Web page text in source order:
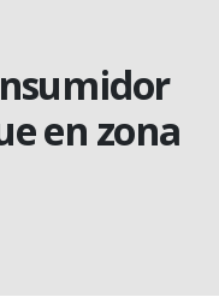
en zona